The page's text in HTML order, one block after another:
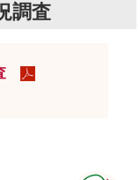
調査